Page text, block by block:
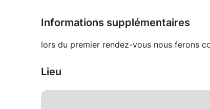
Informations supplémentaires
lors du premier rendez-vous nous
Lieu